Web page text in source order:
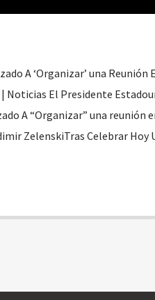
A ‘Organizar’ una
El Presidente
A “Organizar” una reunión
ZelenskiTras Celebrar Hoy